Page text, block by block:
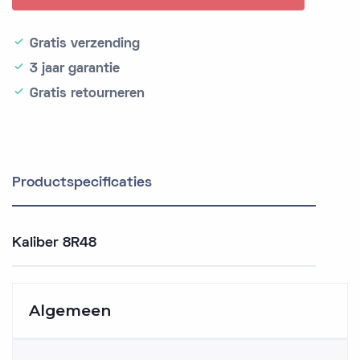
Gratis verzending
3 jaar garantie
Gratis retourneren
Productspecificaties
Kaliber 8R48
Algemeen